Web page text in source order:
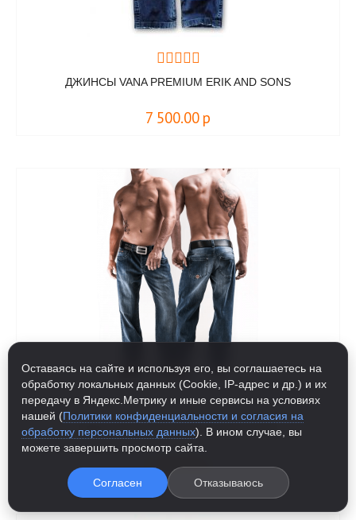
ДЖИНСЫ VANA PREMIUM ERIK AND SONS
7 500.00 р
ДЖИНСЫ BJORGVIN THOR STEINAR
6 900.00р
Оставаясь на сайте и используя его, вы соглашаетесь на
обработку локальных данных (Cookie, IP-адрес и др.) и их
передачу в Яндекс.Метрику и иные сервисы на условиях
нашей (Политики конфиденциальности и согласия на
обработку персональных данных). В ином случае, вы
можете завершить просмотр сайта.
Согласен Отказываюсь